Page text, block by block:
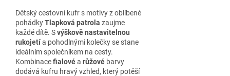
Dětský cestovní kufr s motivy z oblíbené
pohádkyTlapková patrola zaujme
každé dítě. Svýškově nastavitelnou
rukojetía pohodlnými kolečky se stane
ideálním společníkem na cesty.
Kombinacefialovéa růžové barvy
dodává kufru hravý vzhled, který potěší